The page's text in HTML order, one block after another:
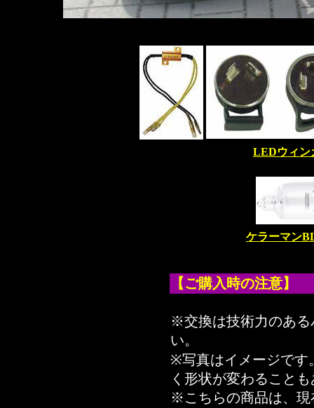
LEDウィン
ケラーマン
【ご購入時の注意】
※交換は技術力のある
い。
※写真はイメージです
く形状が変わること
※こちらの商品は、現